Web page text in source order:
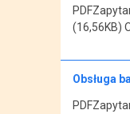
(16,56KB)
Obsługa